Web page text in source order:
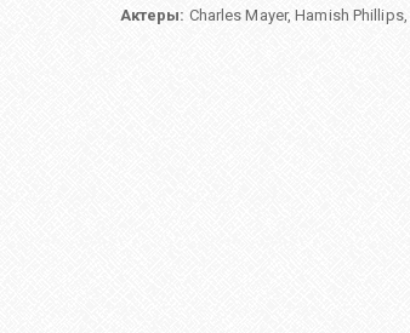
Актеры: Charles Mayer,Hamish Phillips,